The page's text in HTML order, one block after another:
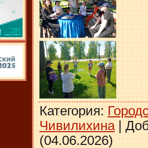
Категория:
Чивилихина|
(04.06.2026)